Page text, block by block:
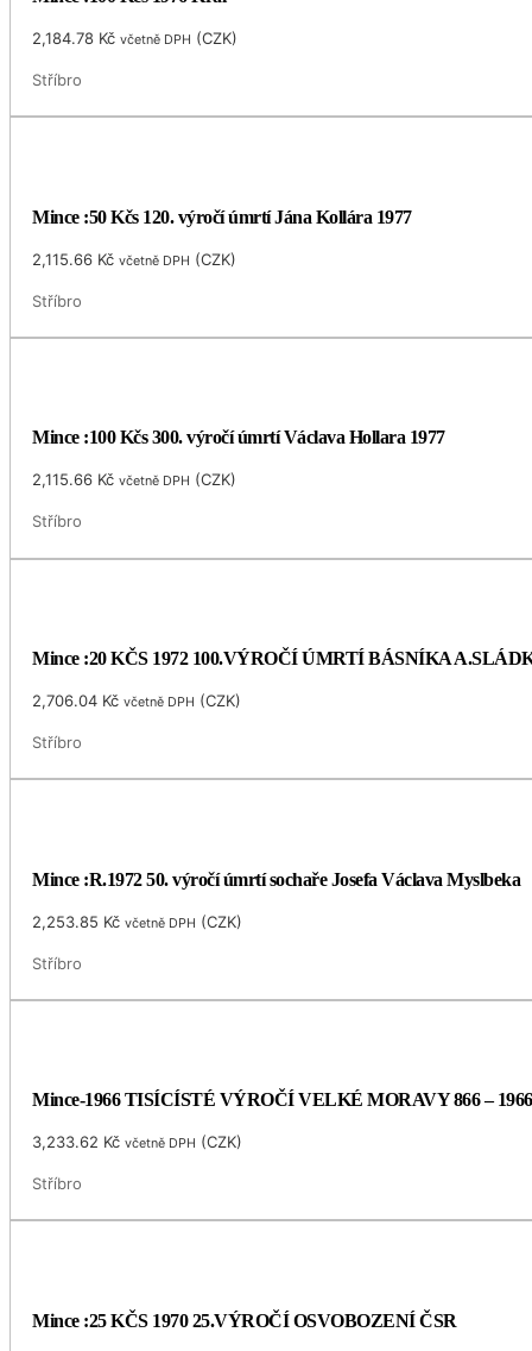
2,184.78 Kč včetně DPH (CZK)
Stříbro
Mince :50 Kčs 120. výročí úmrtí Jána Kollára 1977
2,115.66 Kč včetně DPH (CZK)
Stříbro
Mince :100 Kčs 300. výročí úmrtí Václava Hollara 1977
2,115.66 Kč včetně DPH (CZK)
Stříbro
Mince :20 KČS 1972 100.VÝROČÍ ÚMRTÍ BÁSNÍKA
2,706.04 Kč včetně DPH (CZK)
Stříbro
Mince :R.1972 50. výročí úmrtí sochaře Josefa Václava Myslbeka
2,253.85 Kč včetně DPH (CZK)
Stříbro
Mince-1966 TISÍCÍSTÉ VÝROČÍ VELKÉ MORAVY 866 – 1966
3,233.62 Kč včetně DPH (CZK)
Stříbro
Mince :25 KČS 1970 25.VÝROČÍ OSVOBOZENÍ ČSR